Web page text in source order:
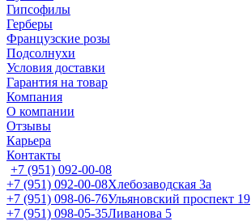
Гипсофилы
Герберы
Французские розы
Подсолнухи
Условия доставки
Гарантия на товар
Компания
О компании
Отзывы
Карьера
Контакты
+7 (951) 092-00-08
+7 (951) 092-00-08Хлебозаводская 3а
+7 (951) 098-06-76Ульяновский проспект 19
+7 (951) 098-05-35Ливанова 5